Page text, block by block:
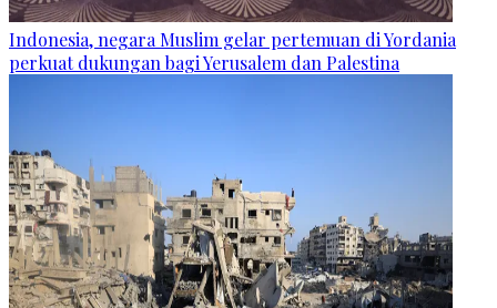
Indonesia, negara Muslim gelar pertemuan di Yordania
perkuat dukungan bagi Yerusalem dan Palestina